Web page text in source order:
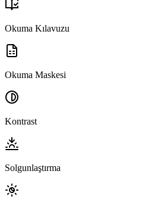
Okuma Kılavuzu
Okuma Maskesi
Kontrast
Solgunlaştırma